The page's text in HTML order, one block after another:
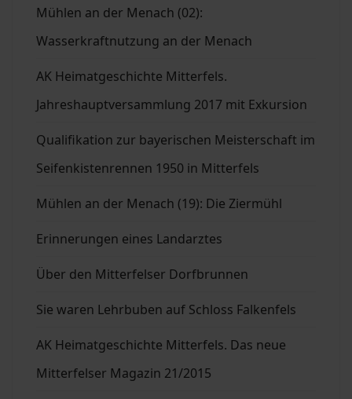
Mühlen an der Menach (02):
Wasserkraftnutzung an der Menach
AK Heimatgeschichte Mitterfels.
Jahreshauptversammlung 2017 mit Exkursion
Qualifikation zur bayerischen Meisterschaft im
Seifenkistenrennen 1950 in Mitterfels
Mühlen an der Menach (19): Die Ziermühl
Erinnerungen eines Landarztes
Über den Mitterfelser Dorfbrunnen
Sie waren Lehrbuben auf Schloss Falkenfels
AK Heimatgeschichte Mitterfels. Das neue
Mitterfelser Magazin 21/2015